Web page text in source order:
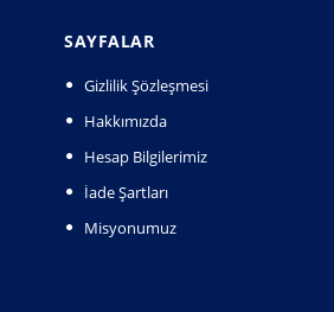
SAYFALAR
Gizlilik Şözleşmesi
Hakkımızda
Hesap Bilgilerimiz
İade Şartları
Misyonumuz